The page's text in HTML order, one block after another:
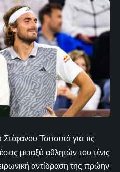
Τσιτσιπά για τις
μεταξύ αθλητών του τένις
αντίδραση της πρώην